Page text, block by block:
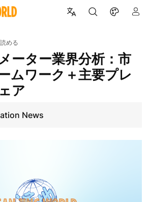
める
ーター業界分析：市
ムワーク＋主要プレ
ア
News